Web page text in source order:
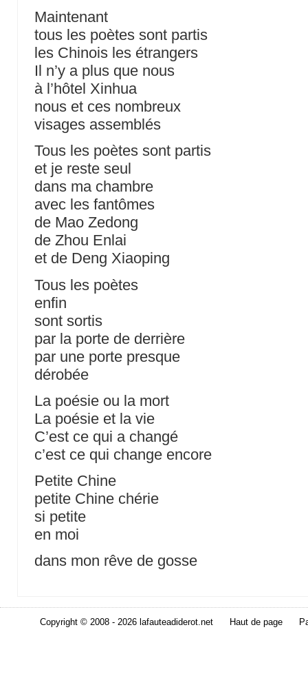
Maintenant
tous les poètes sont partis
les Chinois les étrangers
Il n’y a plus que nous
à l’hôtel Xinhua
nous et ces nombreux
visages assemblés
Tous les poètes sont partis
et je reste seul
dans ma chambre
avec les fantômes
de Mao Zedong
de Zhou Enlai
et de Deng Xiaoping
Tous les poètes
enfin
sont sortis
par la porte de derrière
par une porte presque
dérobée
La poésie ou la mort
La poésie et la vie
C’est ce qui a changé
c’est ce qui change encore
Petite Chine
petite Chine chérie
si petite
en moi
dans mon rêve de gosse
Copyright © 2008 - 2026 lafauteadiderot.net Haut de page